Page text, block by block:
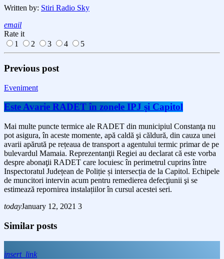
Written by: Stiri Radio Sky
email
Rate it
1
2 3 4 5
Previous post
Eveniment
Este Avarie RADET în zonele IPJ şi Capitol
Mai multe puncte termice ale RADET din municipiul Constanţa nu
pot asigura, în aceste momente, apă caldă şi căldură, din cauza unei
avarii apărută pe rețeaua de transport a agentului termic primar de pe
bulevardul Mamaia. Reprezentanţii Regiei au declarat că este vorba
despre abonaţii RADET care locuiesc în perimetrul cuprins între
Inspectoratul Județean de Poliție și intersecția de la Capitol. Echipele
de muncitori intervin acum pentru remedierea defecţiunii şi se
estimează repornirea instalațiilor în cursul acestei seri.
todayJanuary 12, 2021 3
Similar posts
insert_link